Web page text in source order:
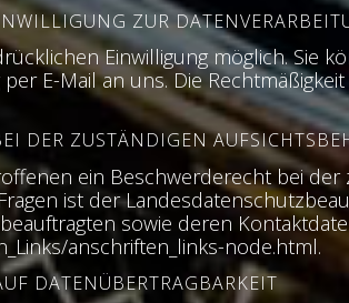
ZUR
Einwilligung möglich. Sie
E-Mail an uns. Die
DER ZUSTÄNDIGEN
ein Beschwerderecht bei
ist der
sowie deren
anschriften_links-node.html.
DATENÜBERTRAGBARKEIT